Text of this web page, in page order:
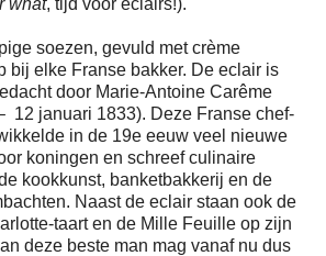
what, tijd voor eclairs!).
soezen, gevuld met crème
bij elke Franse bakker. De eclair is
door Marie-Antoine Carême
12 januari 1833). Deze Franse chef-
in de 19e eeuw veel nieuwe
koningen en schreef culinaire
kookkunst, banketbakkerij en de
Naast de eclair staan ook de
taart en de Mille Feuille op zijn
deze beste man mag vanaf nu dus